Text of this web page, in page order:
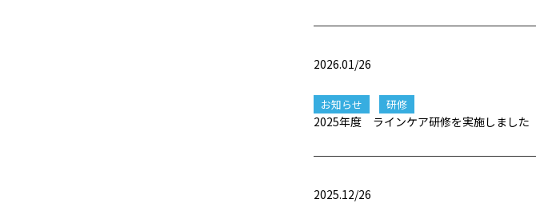
2026.01/26
お知らせ 研修
2025年度 ラインケア研修を実施しました
2025.12/26